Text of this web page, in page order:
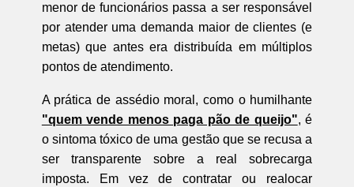
menor de funcionários passa a ser responsável
por atender uma demanda maior de clientes (e
metas) que antes era distribuída em múltiplos
pontos de atendimento.
A prática de assédio moral, como o humilhante
"quem vende menos paga pão de queijo", é
o sintoma tóxico de uma gestão que se recusa a
ser transparente sobre a real sobrecarga
imposta. Em vez de contratar ou realocar